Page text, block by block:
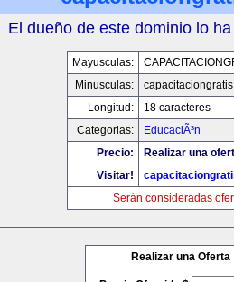
El dueño de este dominio lo
Mayusculas:
Minusculas:
Longitud:
18 caracteres
Categorias:
EducaciÃ³n
Precio:
Realizar una
Visitar!
Serán consideradas
Realizar una Oferta